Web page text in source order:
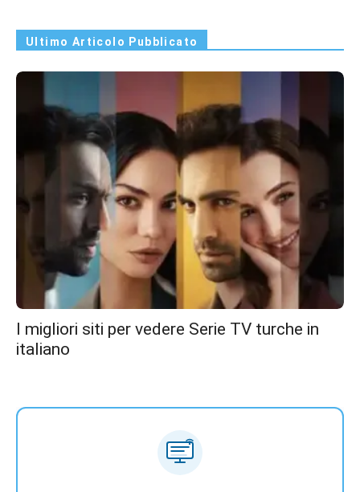
Ultimo Articolo Pubblicato
I migliori siti per vedere Serie TV turche in
italiano